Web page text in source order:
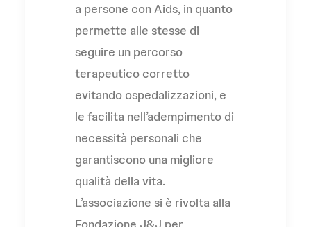
a persone con Aids, in quanto
permette alle stesse di
seguire un percorso
terapeutico corretto
evitando ospedalizzazioni, e
le facilita nell’adempimento di
necessità personali che
garantiscono una migliore
qualità della vita.
L’associazione si è rivolta alla